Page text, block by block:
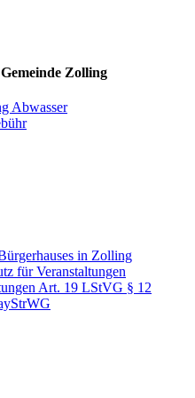
Zolling
Abwasser
in Zolling
für Veranstaltungen
Art. 19 LStVG § 12